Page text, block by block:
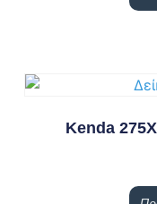
Kenda